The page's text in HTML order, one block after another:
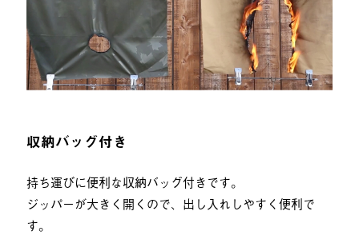
収納バッグ付き
持ち運びに便利な収納バッグ付きです。
ジッパーが大きく開くので、出し入れしやすく便利で
す。